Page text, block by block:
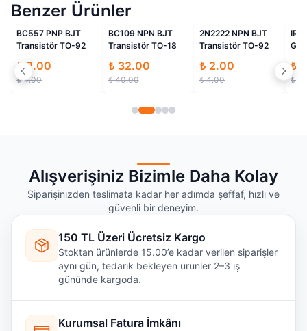
Benzer Ürünler
İndirimli
BC109 NPN BJT
Transistör TO-18
₺ 32.00
₺ 40.00
İndirimli
2N2222 NPN BJT
Transistör TO-92
₺ 2.00
₺ 4.00
İndirimli
IRF3205 N Kanal
Güç Mosfet TO-220
₺ 20.00
₺ 25.00
₺
₺
Alışverişiniz Bizimle Daha Kolay
Siparişinizden teslimata kadar her adımda şeffaf, hızlı ve
güvenli bir deneyim.
150 TL Üzeri Ücretsiz Kargo
Stoktan ürünlerde 15.00’e kadar verilen siparişler
aynı gün, tedarik bekleyen ürünler 2–3 iş
gününde kargoda.
Kurumsal Fatura İmkânı